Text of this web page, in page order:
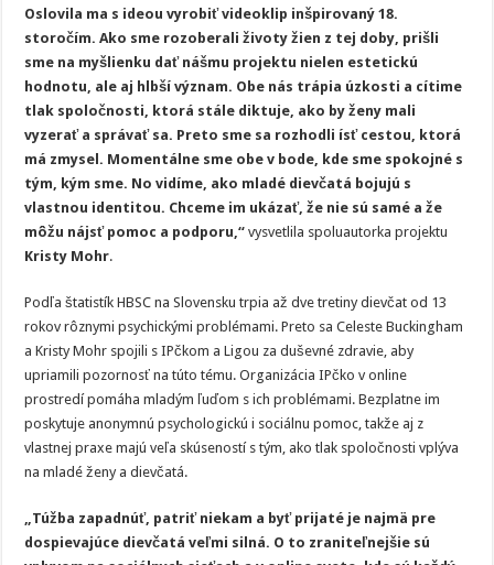
Oslovila ma s ideou vyrobiť videoklip inšpirovaný 18.
storočím. Ako sme rozoberali životy žien z tej doby, prišli
sme na myšlienku dať nášmu projektu nielen estetickú
hodnotu, ale aj hlbší význam. Obe nás trápia úzkosti a cítime
tlak spoločnosti, ktorá stále diktuje, ako by ženy mali
vyzerať a správať sa. Preto sme sa rozhodli ísť cestou, ktorá
má zmysel. Momentálne sme obe v bode, kde sme spokojné s
tým, kým sme. No vidíme, ako mladé dievčatá bojujú s
vlastnou identitou. Chceme im ukázať, že nie sú samé a že
môžu nájsť pomoc a podporu,“ vysvetlila spoluautorka projektu
Kristy Mohr.
Podľa štatistík HBSC na Slovensku trpia až dve tretiny dievčat od 13
rokov rôznymi psychickými problémami. Preto sa Celeste Buckingham
a Kristy Mohr spojili s IPčkom a Ligou za duševné zdravie, aby
upriamili pozornosť na túto tému. Organizácia IPčko v online
prostredí pomáha mladým ľuďom s ich problémami. Bezplatne im
poskytuje anonymnú psychologickú i sociálnu pomoc, takže aj z
vlastnej praxe majú veľa skúseností s tým, ako tlak spoločnosti vplýva
na mladé ženy a dievčatá.
„Túžba zapadnúť, patriť niekam a byť prijaté je najmä pre
dospievajúce dievčatá veľmi silná. O to zraniteľnejšie sú